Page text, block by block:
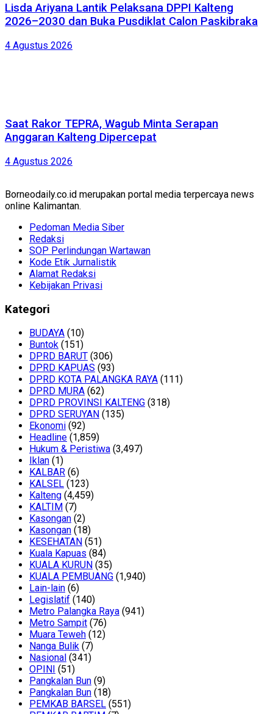
Lisda Ariyana Lantik Pelaksana DPPI Kalteng
2026–2030 dan Buka Pusdiklat Calon Paskibraka
4 Agustus 2026
Saat Rakor TEPRA, Wagub Minta Serapan
Anggaran Kalteng Dipercepat
4 Agustus 2026
Borneodaily.co.id merupakan portal media terpercaya news
online Kalimantan.
Pedoman Media Siber
Redaksi
SOP Perlindungan Wartawan
Kode Etik Jurnalistik
Alamat Redaksi
Kebijakan Privasi
Kategori
BUDAYA (10)
Buntok (151)
DPRD BARUT (306)
DPRD KAPUAS (93)
DPRD KOTA PALANGKA RAYA (111)
DPRD MURA (62)
DPRD PROVINSI KALTENG (318)
DPRD SERUYAN (135)
Ekonomi (92)
Headline (1,859)
Hukum & Peristiwa (3,497)
Iklan (1)
KALBAR (6)
KALSEL (123)
Kalteng (4,459)
KALTIM (7)
Kasongan (2)
Kasongan (18)
KESEHATAN (51)
Kuala Kapuas (84)
KUALA KURUN (35)
KUALA PEMBUANG (1,940)
Lain-lain (6)
Legislatif (140)
Metro Palangka Raya (941)
Metro Sampit (76)
Muara Teweh (12)
Nanga Bulik (7)
Nasional (341)
OPINI (51)
Pangkalan Bun (9)
Pangkalan Bun (18)
PEMKAB BARSEL (551)